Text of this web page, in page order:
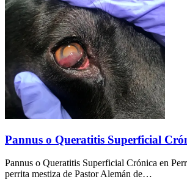
Pannus o Queratitis Superficial
Pannus o Queratitis Superficial Crónica en
perrita mestiza de Pastor Alemán de…